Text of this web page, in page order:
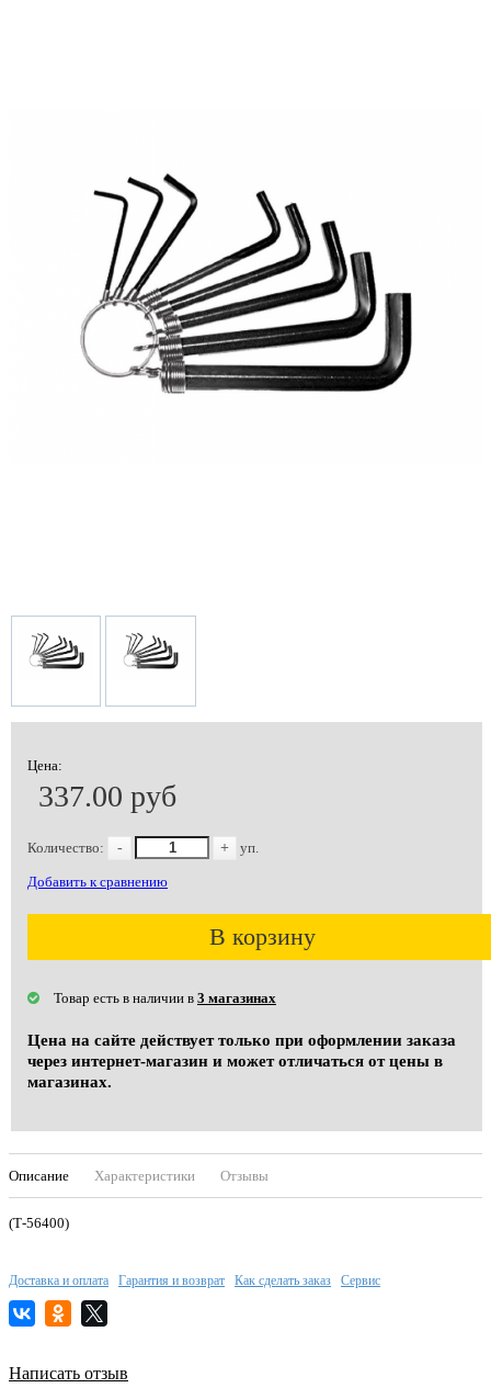
Цена:
337.00 руб
Количество: - + уп.
Добавить к сравнению
В корзину
Товар есть в наличии в 3 магазинах
Цена на сайте действует только при оформлении заказа
через интернет-магазин и может отличаться от цены в
магазинах.
Описание Характеристики Отзывы
(Т-56400)
Доставка и оплата Гарантия и возврат Как сделать заказ Сервис
Написать отзыв